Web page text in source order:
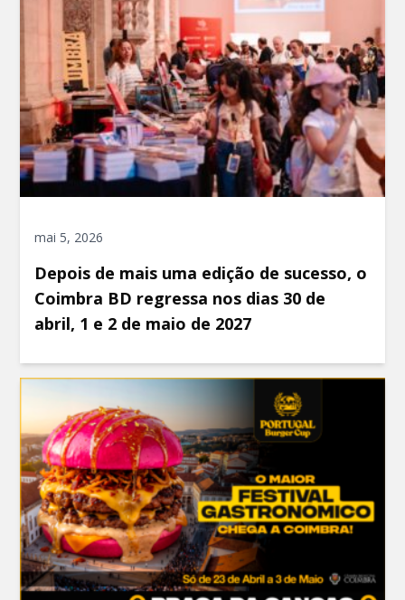
mai 5, 2026
Depois de mais uma edição de sucesso, o
Coimbra BD regressa nos dias 30 de
abril, 1 e 2 de maio de 2027